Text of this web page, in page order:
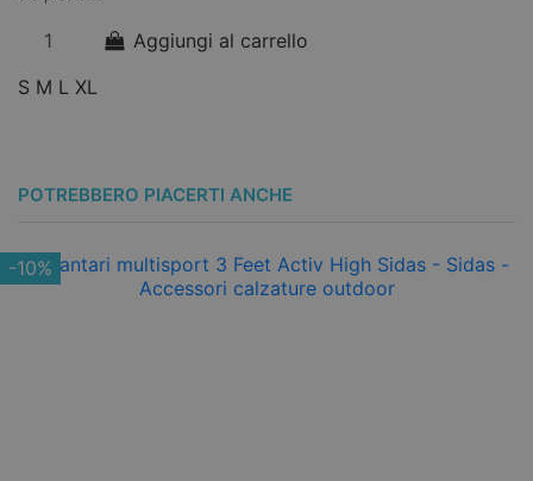
Aggiungi al carrello
S M L XL
POTREBBERO PIACERTI ANCHE
-10%